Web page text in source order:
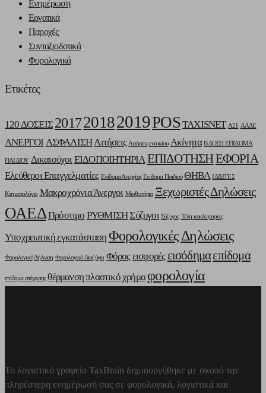
Ενημέρωση
Εργατικά
Παροχές
Συνταξιοδοτικά
Φορολογικά
Ετικέτες
120 ΔΟΣΕΙΣ 201720182019POSTAXISNET Α21 ΑΑΔΕ
ΑΝΕΡΓΟΙ ΑΣΦΑΛΙΣΗΑιτήσεις Αιτήσεις ενοικίου Ακίνητα Β ΔΟΣΗ ΕΠΙΔΟΜΑ
ΠΑΙΔΙΟΥ ΔικαιούχοιΕΙΔΟΠΟΙΗΤΗΡΙΑΕΠΙΔΟΤΗΣΗΕΦΟΡΙΑ
Ελεύθεροι Επαγγελματίες Επίδομα Ανεργίας Επίδομα Παιδιού ΘΗΒΑ ΙΔΙΩΤΕΣ
Κτηματολόγιο Μακροχρόνια Άνεργοι Μισθωτήρια Ξεχωριστές Δηλώσεις
ΟΑΕΔΠρόστιμο ΡΥΘΜΙΣΗΣύζυγοι Σύζυγος Τέλη κυκλοφορίας
Υποχρεωτική εγκατάσταση Φορολογικές Δηλώσεις
Φορολογική Δήλωση Φορολογικό Διαζύγιο Φόροςεισφορές εισόδημαεπίδομα
επίδομα στέγασης θέρμανσηπλαστικό χρήμα φορολογία
Το λογιστικό γραφείο TaxBrain δημιουργήθηκε με σκοπό την
πληρέστερη ενημέρωσή σας σε φορολογικά, λογιστικά και